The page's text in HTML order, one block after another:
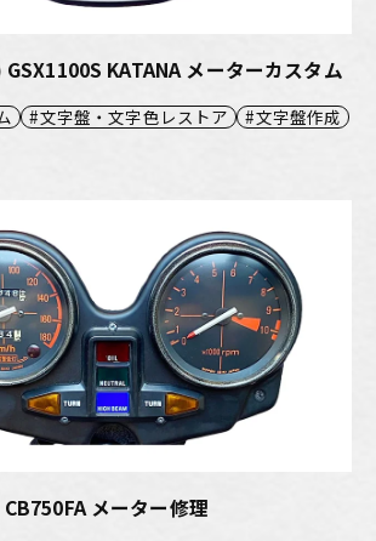
KATANA メーターカスタム
文字盤・文字色レストア
文字盤作成
メーター修理